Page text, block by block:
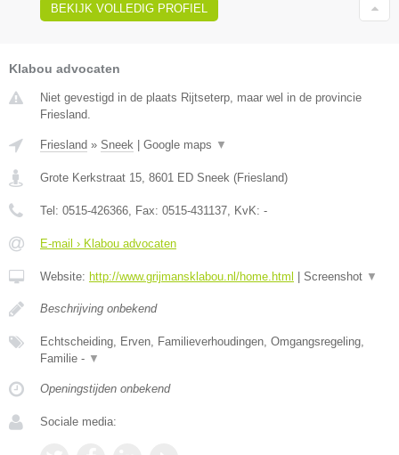
BEKIJK VOLLEDIG PROFIEL
Klabou advocaten
Niet gevestigd in de plaats Rijtseterp, maar wel in de provincie
Friesland.
Friesland » Sneek Google maps ▼
Grote Kerkstraat 15 8601 ED Sneek (Friesland)
Tel: 0515-426366 , Fax: 0515-431137 , KvK: -
E-mail › Klabou advocaten
Website: http://www.grijmansklabou.nl/home.html Screenshot ▼
Beschrijving onbekend
Echtscheiding, Erven, Familieverhoudingen, Omgangsregeling,
Familie - ▼
Openingstijden onbekend
Sociale media: